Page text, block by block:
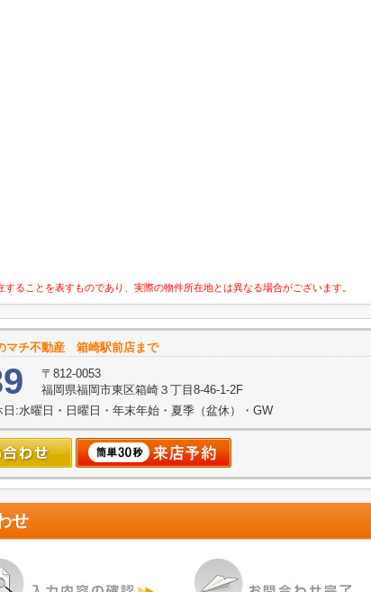
ることを表すものであり、実際の物件所在地とは異なる場合がございます。
マチ不動産 箱崎駅前店まで
〒812-0053
福岡県福岡市東区箱崎３丁目8-46-1-2F
:水曜日・日曜日・年末年始・夏季（盆休）・GW
せ